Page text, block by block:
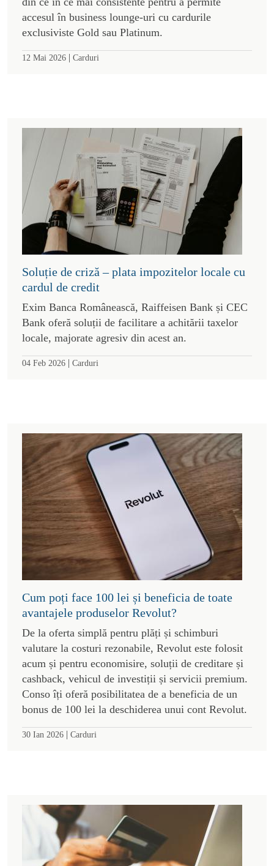
accesul în business lounge-uri cu cardurile
exclusiviste Gold sau Platinum.
12 Mai 2026 | Carduri
Soluție de criză – plata impozitelor locale cu
cardul de credit
Exim Banca Românească, Raiffeisen Bank și CEC
Bank oferă soluții de facilitare a achitării taxelor
locale, majorate agresiv din acest an.
04 Feb 2026 | Carduri
Cum poți face 100 lei și beneficia de toate
avantajele produselor Revolut?
De la oferta simplă pentru plăți și schimburi
valutare la costuri rezonabile, Revolut este folosit
acum și pentru economisire, soluții de creditare și
cashback, vehicul de investiții și servicii premium.
Conso îți oferă posibilitatea de a beneficia de un
bonus de 100 lei la deschiderea unui cont Revolut.
30 Ian 2026 | Carduri